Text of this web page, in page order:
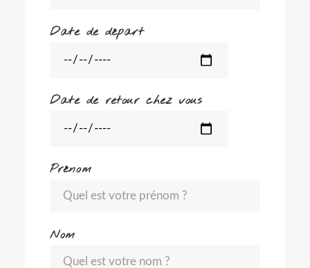
Date de départ
Date de retour chez vous
Prénom
Nom